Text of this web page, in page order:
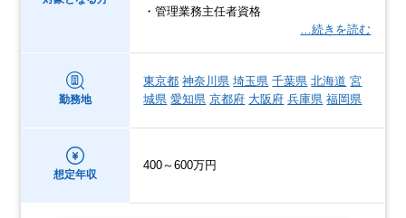
・管理業務主任者資格
…続きを読む
勤務地
東京都 神奈川県 埼玉県 千葉県 北海道 宮
城県 愛知県 京都府 大阪府 兵庫県 福岡県
想定年収
400～600万円